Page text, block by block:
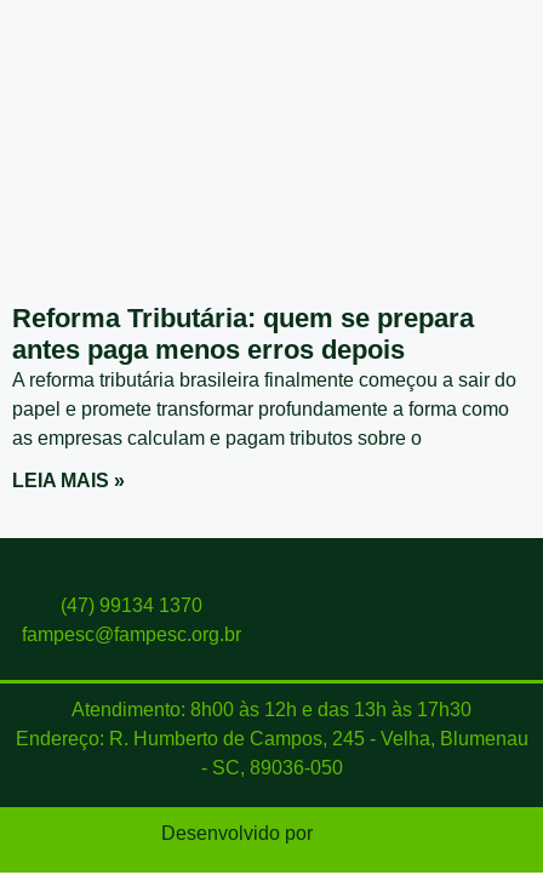
Reforma Tributária: quem se prepara
antes paga menos erros depois
A reforma tributária brasileira finalmente começou a sair do
papel e promete transformar profundamente a forma como
as empresas calculam e pagam tributos sobre o
LEIA MAIS »
(47) 99134 1370
fampesc@fampesc.org.br
Atendimento: 8h00 às 12h e das 13h às 17h30
Endereço: R. Humberto de Campos, 245 - Velha, Blumenau
- SC, 89036-050
Desenvolvido por